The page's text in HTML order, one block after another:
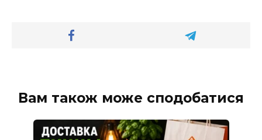
Вам також може сподобатися